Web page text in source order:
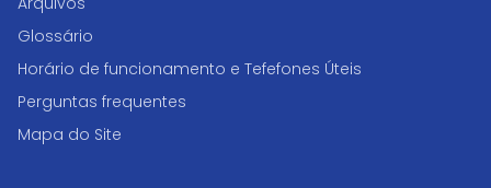
Glossário
Horário de funcionamento e Tefefones Úteis
Perguntas frequentes
Mapa do Site